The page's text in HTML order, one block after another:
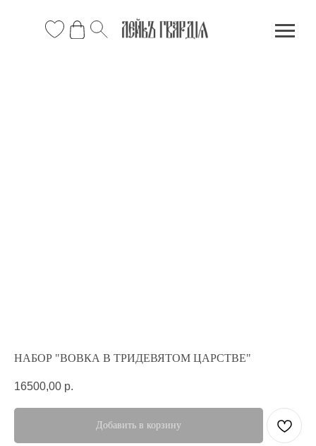
НАБОР "ВОВКА В ТРИДЕВЯТОМ ЦАРСТВЕ"
16500,00 р.
Добавить в корзину